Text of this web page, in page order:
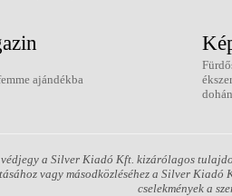
ajándékba
védjegy a Silver Kiadó Kft. kizárólagos
vagy másodközléséhez a Silver
cselekmények a